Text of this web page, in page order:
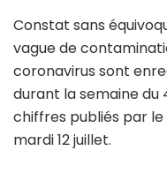
Constat sans
vague de
coronavirus sont
durant la semaine du
chiffres publiés par
mardi 12 juillet.